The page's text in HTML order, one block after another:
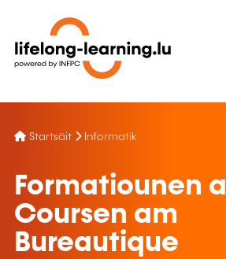
Startsäit Informatik
Formatiounen a
Coursen am
Bureautique